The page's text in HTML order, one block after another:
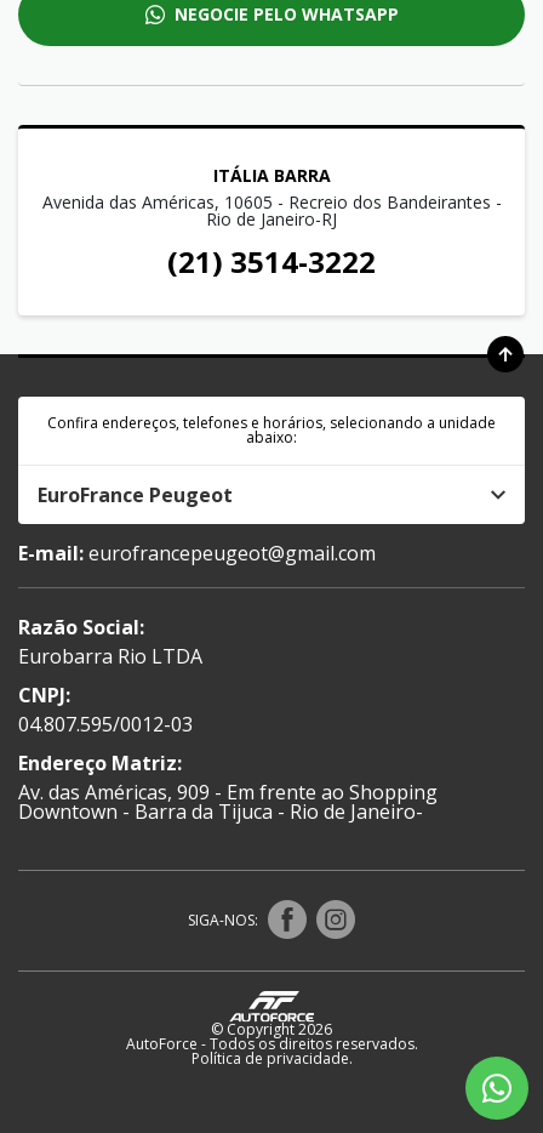
NEGOCIE PELO WHATSAPP
ITÁLIA BARRA
Avenida das Américas, 10605 - Recreio dos Bandeirantes -
Rio de Janeiro-RJ
(21) 3514-3222
Confira endereços, telefones e horários, selecionando a unidade
abaixo:
EuroFrance Peugeot
E-mail:eurofrancepeugeot@gmail.com
Razão Social:
Eurobarra Rio LTDA
CNPJ:
04.807.595/0012-03
Endereço Matriz:
Av. das Américas, 909 - Em frente ao Shopping
Downtown - Barra da Tijuca - Rio de Janeiro-
© Copyright 2026
AutoForce - Todos os direitos reservados.
Política de privacidade.
SIGA-NOS: